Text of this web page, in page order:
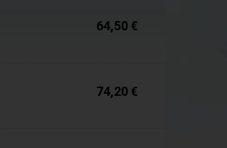
64,50 €
74,20 €